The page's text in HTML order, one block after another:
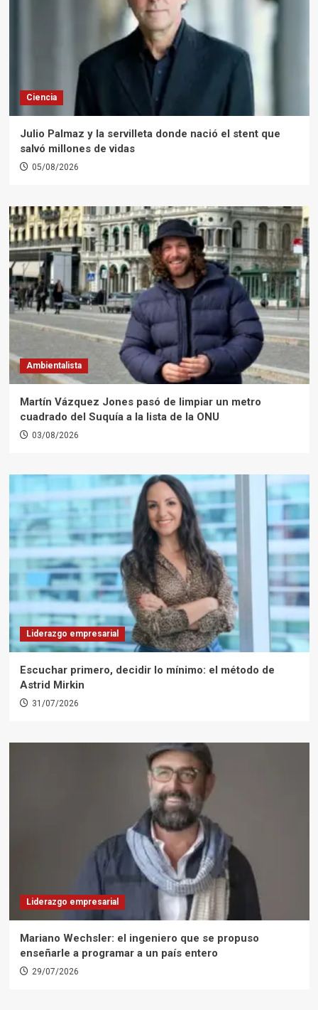
Ciencia
Julio Palmaz y la servilleta donde nació el stent que
salvó millones de vidas
05/08/2026
Ambientalista
Martín Vázquez Jones pasó de limpiar un metro
cuadrado del Suquía a la lista de la ONU
03/08/2026
Liderazgo empresarial
Escuchar primero, decidir lo mínimo: el método de
Astrid Mirkin
31/07/2026
Liderazgo empresarial
Mariano Wechsler: el ingeniero que se propuso
enseñarle a programar a un país entero
29/07/2026